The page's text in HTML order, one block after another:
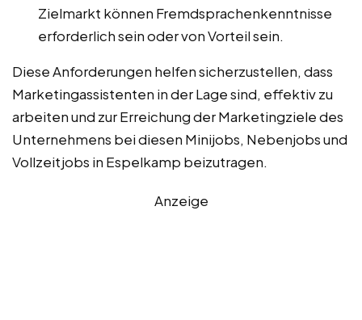
Zielmarkt können Fremdsprachenkenntnisse
erforderlich sein oder von Vorteil sein.
Diese Anforderungen helfen sicherzustellen, dass
Marketingassistenten in der Lage sind, effektiv zu
arbeiten und zur Erreichung der Marketingziele des
Unternehmens bei diesen Minijobs, Nebenjobs und
Vollzeitjobs in Espelkamp beizutragen.
Anzeige